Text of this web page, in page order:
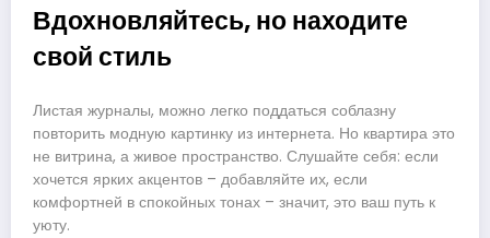
Вдохновляйтесь, но находите
свой стиль
Листая журналы, можно легко поддаться соблазну
повторить модную картинку из интернета. Но квартира это
не витрина, а живое пространство. Слушайте себя: если
хочется ярких акцентов – добавляйте их, если
комфортней в спокойных тонах – значит, это ваш путь к
уюту.